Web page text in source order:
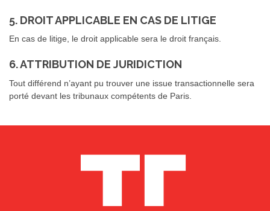
5. DROIT APPLICABLE EN CAS DE LITIGE
En cas de litige, le droit applicable sera le droit français.
6. ATTRIBUTION DE JURIDICTION
Tout différend n’ayant pu trouver une issue transactionnelle sera
porté devant les tribunaux compétents de Paris.